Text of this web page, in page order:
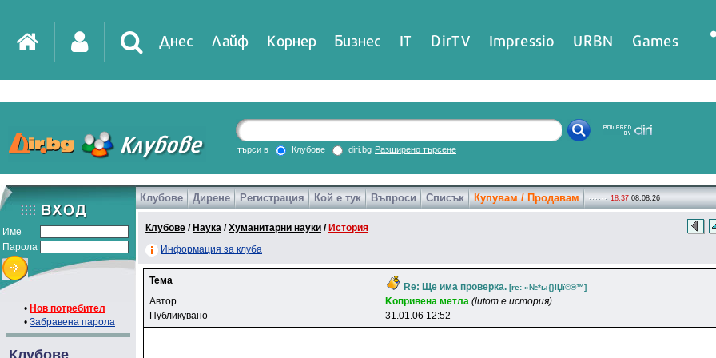
Днес Лайф Корнер Бизнес IT DirTV Impressio URBN Games
търси в Клубове diri.bg Разширено търсене
Име
Парола
• Нов потребител
• Забравена парола
Клубове
Клубове Дирене Регистрация Кой е тук Въпроси Списък Купувам / Продавам 18:37 08.08.26
Клубове / Наука /Хуманитарни науки / История
Информация за клуба
Тема
Re: Ще има проверка. [re: »№*ы{}lЏї©®™]
Автор Koпpивeнa мeтлa (lutom е история)
Публикувано
31.01.06 12:52